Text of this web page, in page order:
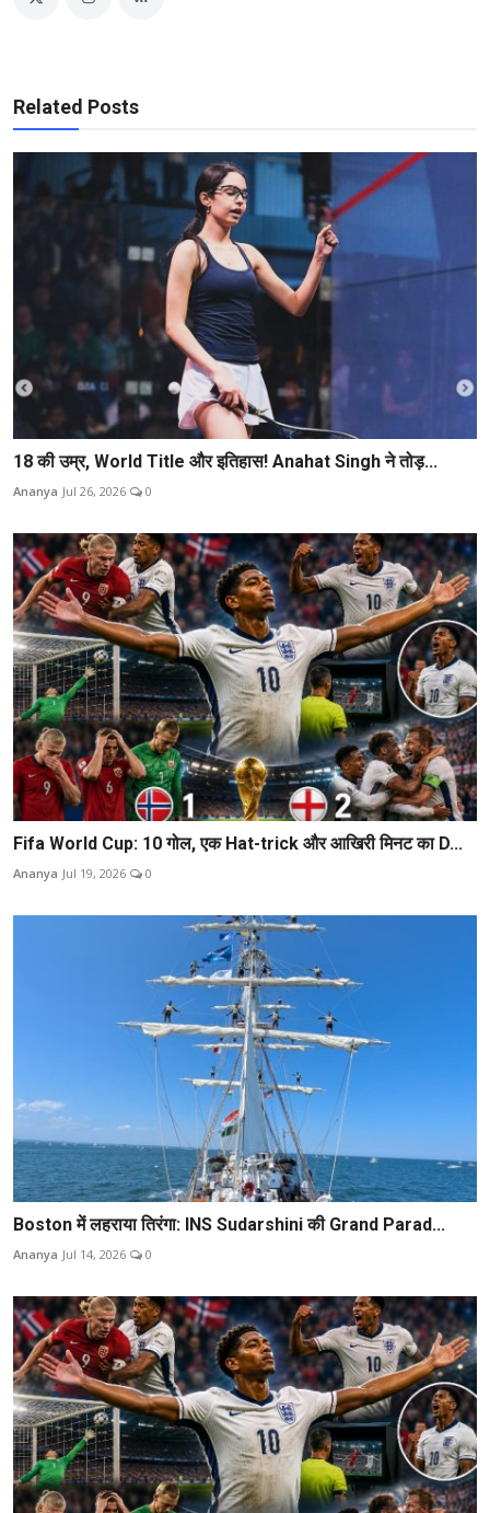
Related Posts
18 की उम्र, World Title और इतिहास! Anahat Singh ने तोड़...
Ananya Jul 26, 2026 0
Fifa World Cup: 10 गोल, एक Hat-trick और आखिरी मिनट का D...
Ananya Jul 19, 2026 0
Boston में लहराया तिरंगा: INS Sudarshini की Grand Parad...
Ananya Jul 14, 2026 0